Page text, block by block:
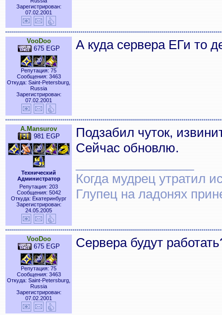
Зарегистрирован:
07.02.2001
VooDoo
675 EGP
Репутация: 75
Сообщения: 3463
Откуда: Saint-Petersburg,
Russia
Зарегистрирован:
07.02.2001
А куда сервера ЕГи то
A.Mansurov
981 EGP
Технический
Администратор
Репутация: 203
Сообщения: 5042
Откуда: Екатеринбург
Зарегистрирован:
24.05.2005
Подзабил чуток,
Сейчас обновлю.
Когда мудрец утратил
Глупец на ладонях
VooDoo
675 EGP
Репутация: 75
Сообщения: 3463
Откуда: Saint-Petersburg,
Russia
Зарегистрирован:
07.02.2001
Сервера будут